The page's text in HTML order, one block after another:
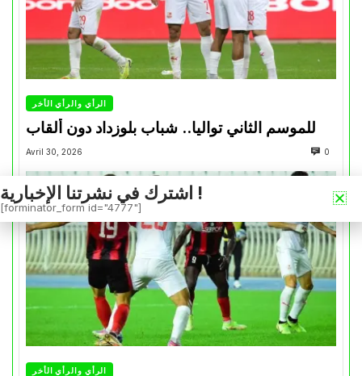
الرأي والرأي الأخر
للموسم الثاني تواليا.. شباب بلوزداد دون ألقاب
Avril 30, 2026 0
الرأي والرأي الأخر
اشترك في نشرتنا الإخبارية !
[forminator_form id="4777"]